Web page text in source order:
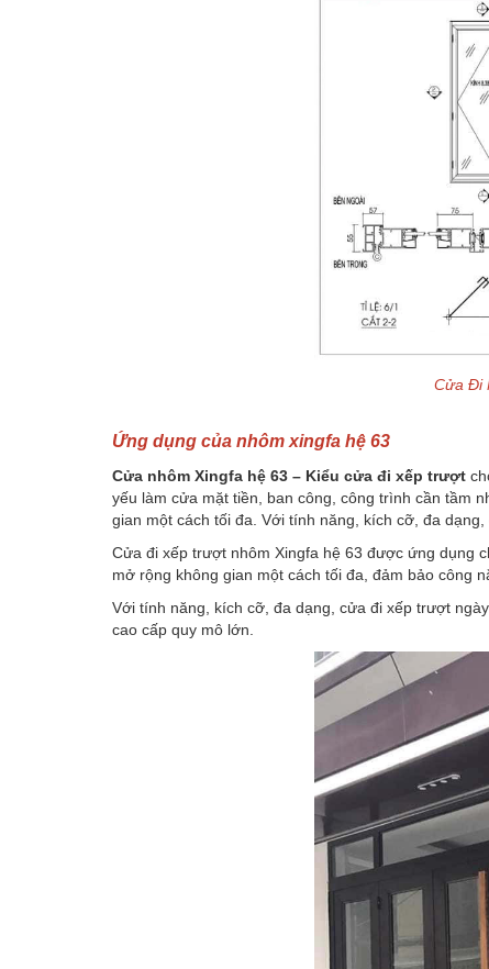
Cửa Đi
Ứng dụng của nhôm xingfa hệ 63
Cửa nhôm Xingfa hệ 63 – Kiểu cửa đi xếp trượt
yếu làm cửa mặt tiền, ban công, công trình cần tầm
gian một cách tối đa. Với tính năng, kích cỡ, đa dạng,
Cửa đi xếp trượt nhôm Xingfa hệ 63 được ứng dụng
mở rộng không gian một cách tối đa, đảm bảo công
Với tính năng, kích cỡ, đa dạng, cửa đi xếp trượt
cao cấp quy mô lớn.